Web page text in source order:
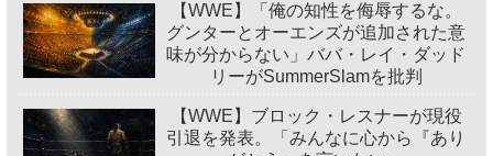
【WWE】「俺の知性を侮辱するな。
グンターとオーエンズが追加された意
味が分からない」ババ・レイ・ダッド
リーがSummerSlamを批判
【WWE】ブロック・レスナーが現役
引退を発表。「みんなに心から『あり